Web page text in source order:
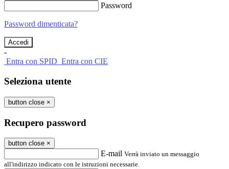
Password
Password dimenticata?
-
Entra con SPID Entra con CIE
Seleziona utente
button close ×
Recupero password
button close ×
E-mail Verrà inviato un messaggio
all'indirizzo indicato con le istruzioni necessarie.